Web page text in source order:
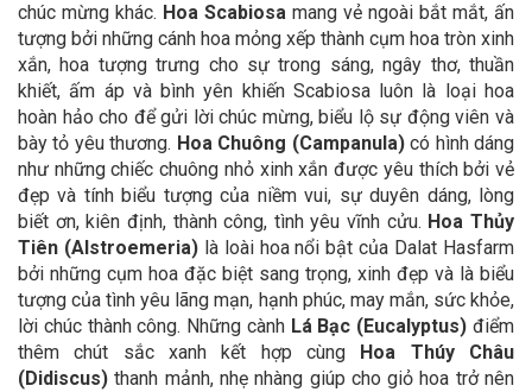
chúc mừng khác. Hoa Scabiosa mang vẻ ngoài bắt mắt, ấn
tượng bởi những cánh hoa mỏng xếp thành cụm hoa tròn xinh
xắn, hoa tượng trưng cho sự trong sáng, ngây thơ, thuần
khiết, ấm áp và bình yên khiến Scabiosa luôn là loại hoa
hoàn hảo cho để gửi lời chúc mừng, biểu lộ sự động viên và
bày tỏ yêu thương. Hoa Chuông (Campanula)có hình dáng
như những chiếc chuông nhỏ xinh xắn được yêu thích bởi vẻ
đẹp và tính biểu tượng của niềm vui, sự duyên dáng, lòng
biết ơn, kiên định, thành công, tình yêu vĩnh cửu. Hoa Thủy
Tiên (Alstroemeria)là loài hoa nổi bật của Dalat Hasfarm
bởi những cụm hoa đặc biệt sang trọng, xinh đẹp và là biểu
tượng của tình yêu lãng mạn, hạnh phúc, may mắn, sức khỏe,
lời chúc thành công. Những cành Lá Bạc (Eucalyptus)điểm
thêm chút sắc xanh kết hợp cùng Hoa Thúy Châu
(Didiscus) thanh mảnh,nhẹ nhàng giúp cho giỏ hoa trở nên